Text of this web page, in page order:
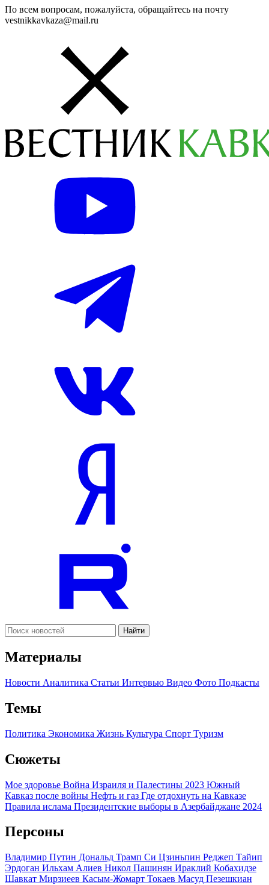
По всем вопросам, пожалуйста, обращайтесь на почту
vestnikkavkaza@mail.ru
Найти
Материалы
Новости Аналитика Статьи Интервью Видео Фото Подкасты
Темы
Политика Экономика Жизнь Культура Спорт Туризм
Сюжеты
Мое здоровье Война Израиля и Палестины 2023 Южный
Кавказ после войны Нефть и газ Где отдохнуть на Кавказе
Правила ислама Президентские выборы в Азербайджане 2024
Персоны
Владимир Путин Дональд Трамп Си Цзиньпин Реджеп Тайип
Эрдоган Ильхам Алиев Никол Пашинян Ираклий Кобахидзе
Шавкат Мирзиеев Касым-Жомарт Токаев Масуд Пезешкиан